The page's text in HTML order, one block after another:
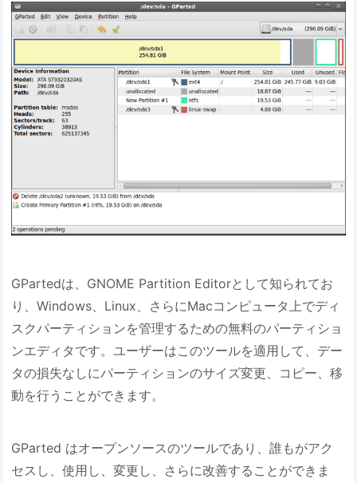
GPartedは、GNOME Partition Editorとして知られてお
り、Windows、Linux、さらにMacコンピュータ上でディ
スクパーティションを管理するための無料のパーティショ
ンエディタです。ユーザーはこのツールを適用して、デー
タの損失なしにパーティションのサイズ変更、コピー、移
動を行うことができます。
GParted はオープンソースのツールであり、誰もがアク
セスし、使用し、変更し、さらに改善することができま